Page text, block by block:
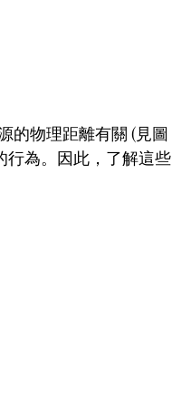
的物理距離有關 (見圖
行為。因此，了解這些